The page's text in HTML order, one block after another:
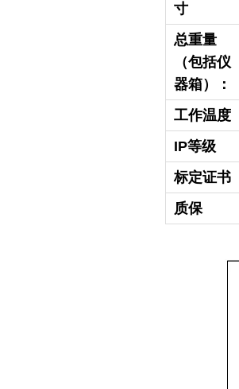
寸
总重量
（包括仪
器箱）：
工作温度
IP等级
标定证书
质保